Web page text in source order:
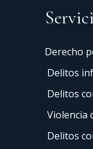
Derecho
Delitos
Delitos
Violencia
Delitos